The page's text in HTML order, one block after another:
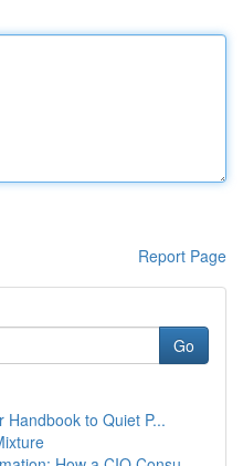
Report Page
Go
Handbook to Quiet P...